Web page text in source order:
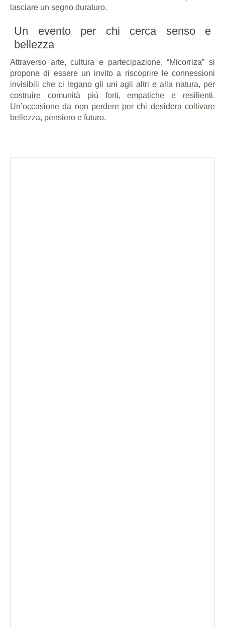
lasciare un segno duraturo.
Un evento per chi cerca senso e
bellezza
Attraverso arte, cultura e partecipazione, “Micorriza” si
propone di essere un invito a riscoprire le connessioni
invisibili che ci legano gli uni agli altri e alla natura, per
costruire comunità più forti, empatiche e resilienti.
Un’occasione da non perdere per chi desidera coltivare
bellezza, pensiero e futuro.